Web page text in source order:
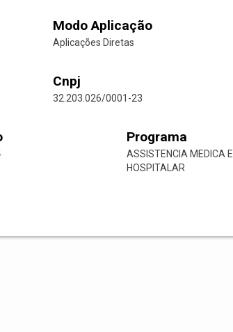
Modo Aplicação
Aplicações Diretas
Cnpj
32.203.026/0001-23
Programa
ASSISTENCIA MEDICA E
HOSPITALAR